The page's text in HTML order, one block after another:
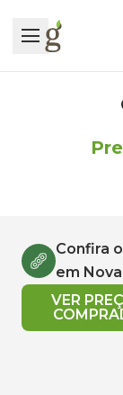
Confira
em
VER